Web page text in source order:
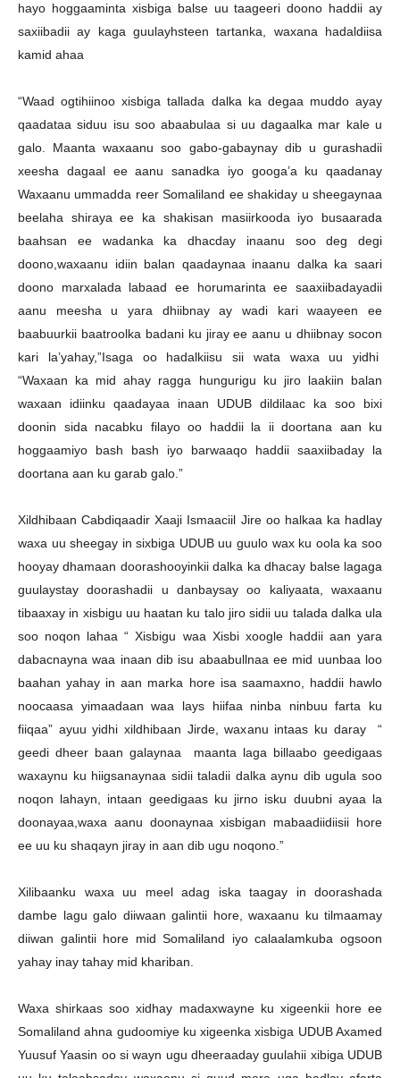
hayo hoggaaminta xisbiga balse uu taageeri doono haddii ay
saxiibadii ay kaga guulayhsteen tartanka, waxana hadaldiisa
kamid ahaa
“Waad ogtihiinoo xisbiga tallada dalka ka degaa muddo ayay
qaadataa siduu isu soo abaabulaa si uu dagaalka mar kale u
galo. Maanta waxaanu soo gabo-gabaynay dib u gurashadii
xeesha dagaal ee aanu sanadka iyo googa’a ku qaadanay
Waxaanu ummadda reer Somaliland ee shakiday u sheegaynaa
beelaha shiraya ee ka shakisan masiirkooda iyo busaarada
baahsan ee wadanka ka dhacday inaanu soo deg degi
doono,waxaanu idiin balan qaadaynaa inaanu dalka ka saari
doono marxalada labaad ee horumarinta ee saaxiibadayadii
aanu meesha u yara dhiibnay ay wadi kari waayeen ee
baabuurkii baatroolka badani ku jiray ee aanu u dhiibnay socon
kari la’yahay,”Isaga oo hadalkiisu sii wata waxa uu yidhi
“Waxaan ka mid ahay ragga hungurigu ku jiro laakiin balan
waxaan idiinku qaadayaa inaan UDUB dildilaac ka soo bixi
doonin sida nacabku filayo oo haddii la ii doortana aan ku
hoggaamiyo bash bash iyo barwaaqo haddii saaxiibaday la
doortana aan ku garab galo.”
Xildhibaan Cabdiqaadir Xaaji Ismaaciil Jire oo halkaa ka hadlay
waxa uu sheegay in sixbiga UDUB uu guulo wax ku oola ka soo
hooyay dhamaan doorashooyinkii dalka ka dhacay balse lagaga
guulaystay doorashadii u danbaysay oo kaliyaata, waxaanu
tibaaxay in xisbigu uu haatan ku talo jiro sidii uu talada dalka ula
soo noqon lahaa “ Xisbigu waa Xisbi xoogle haddii aan yara
dabacnayna waa inaan dib isu abaabullnaa ee mid uunbaa loo
baahan yahay in aan marka hore isa saamaxno, haddii hawlo
noocaasa yimaadaan waa lays hiifaa ninba ninbuu farta ku
fiiqaa” ayuu yidhi xildhibaan Jirde, waxanu intaas ku daray “
geedi dheer baan galaynaa maanta laga billaabo geedigaas
waxaynu ku hiigsanaynaa sidii taladii dalka aynu dib ugula soo
noqon lahayn, intaan geedigaas ku jirno isku duubni ayaa la
doonayaa,waxa aanu doonaynaa xisbigan mabaadiidiisii hore
ee uu ku shaqayn jiray in aan dib ugu noqono.”
Xilibaanku waxa uu meel adag iska taagay in doorashada
dambe lagu galo diiwaan galintii hore, waxaanu ku tilmaamay
diiwan galintii hore mid Somaliland iyo calaalamkuba ogsoon
yahay inay tahay mid khariban.
Waxa shirkaas soo xidhay madaxwayne ku xigeenkii hore ee
Somaliland ahna gudoomiye ku xigeenka xisbiga UDUB Axamed
Yuusuf Yaasin oo si wayn ugu dheeraaday guulahii xibiga UDUB